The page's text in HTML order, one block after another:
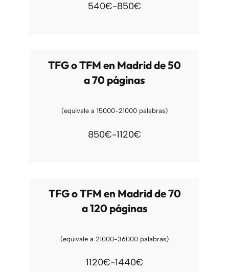
540€-850€
TFG o TFM en Madrid de 50
a 70 páginas
(equivale a 15000-21000 palabras)
850€-1120€
TFG o TFM en Madrid de 70
a 120 páginas
(equivale a 21000-36000 palabras)
1120€-1440€